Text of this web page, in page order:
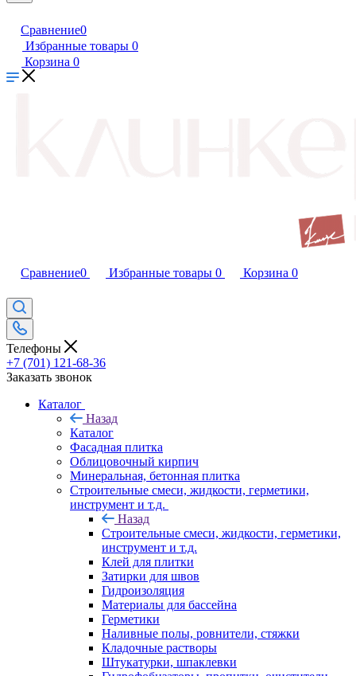
Сравнение0
Избранные товары 0
Корзина 0
Сравнение0 Избранные товары 0 Корзина 0
Телефоны
+7 (701) 121-68-36
Заказать звонок
Каталог
Назад
Каталог
Фасадная плитка
Облицовочный кирпич
Минеральная, бетонная плитка
Строительные смеси, жидкости, герметики,
инструмент и т.д.
Назад
Строительные смеси, жидкости, герметики,
инструмент и т.д.
Клей для плитки
Затирки для швов
Гидроизоляция
Материалы для бассейна
Герметики
Наливные полы, ровнители, стяжки
Кладочные растворы
Штукатурки, шпаклевки